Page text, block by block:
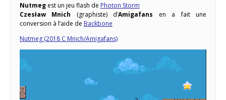
Nutmeg est un jeu flash de Photon Storm
Czesław Mnich (graphiste) d’Amigafans en a fait une
conversion à l’aide de Backbone
Nutmeg (2018 C Mnich/Amigafans)